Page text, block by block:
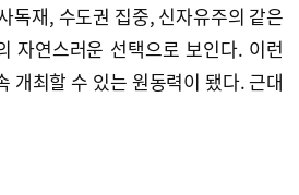
독재, 수도권 집중, 신자유주의 같은
자연스러운 선택으로 보인다. 이런
개최할 수 있는 원동력이 됐다. 근대